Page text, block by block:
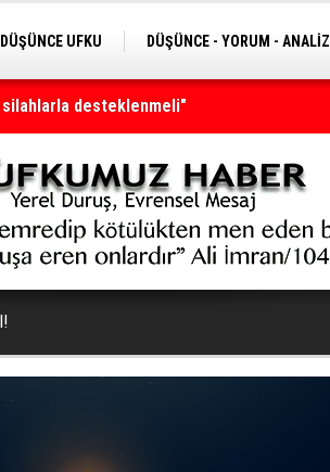
DÜŞÜNCE UFKU DÜŞÜNCE - YORUM - ANALİZ
desteklenmeli"